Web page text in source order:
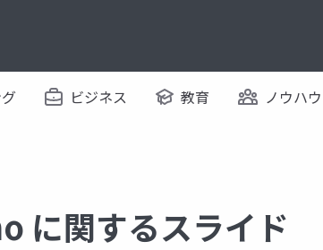
ビジネス 教育 ノウハウ
に関するスライド